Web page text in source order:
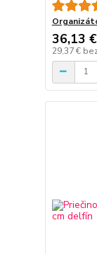
36,13 €
29,37 €